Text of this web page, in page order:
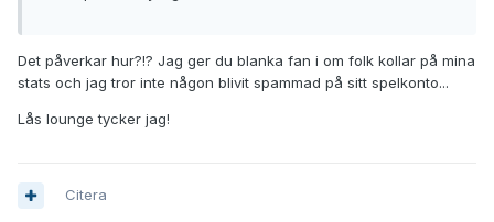
Det påverkar hur?!? Jag ger du blanka fan i om folk kollar på mina
stats och jag tror inte någon blivit spammad på sitt spelkonto...
Lås lounge tycker jag!
Citera